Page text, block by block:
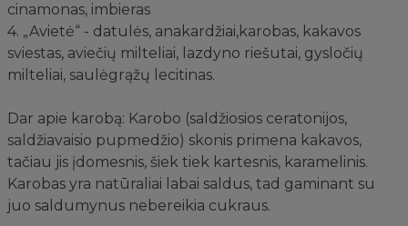
cinamonas, imbieras
4. „Avietė“ - datulės, anakardžiai,karobas, kakavos
sviestas, aviečių milteliai, lazdyno riešutai, gysločių
milteliai, saulėgrąžų lecitinas.
Dar apie karobą: Karobo (saldžiosios ceratonijos,
saldžiavaisio pupmedžio) skonis primena kakavos,
tačiau jis įdomesnis, šiek tiek kartesnis, karamelinis.
Karobas yra natūraliai labai saldus, tad gaminant su
juo saldumynus nebereikia cukraus.